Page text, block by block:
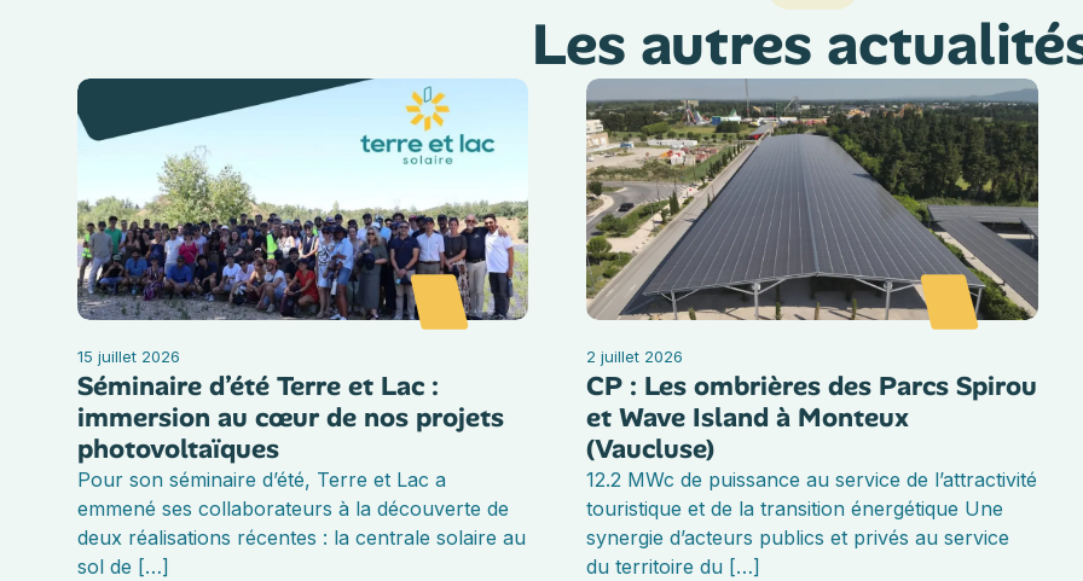
Les autres
15 juillet 2026
Séminaire d’été Terre et Lac :
immersion au cœur de nos projets
photovoltaïques
Pour son séminaire d’été, Terre et Lac a
emmené ses collaborateurs à la découverte de
deux réalisations récentes : la centrale solaire au
sol de […]
2 juillet 2026
CP : Les ombrières des Parcs Spirou
et Wave Island à Monteux
(Vaucluse)
12.2 MWc de puissance au service de l’attractivité
touristique et de la transition énergétique Une
synergie d’acteurs publics et privés au service
du territoire du […]